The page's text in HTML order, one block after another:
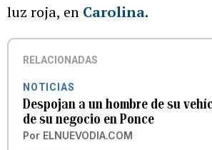
luz roja, en Carolina.
RELACIONADAS
NOTICIAS
Despojan a un hombre de su
de su negocio en Ponce
Por ELNUEVODIA.COM